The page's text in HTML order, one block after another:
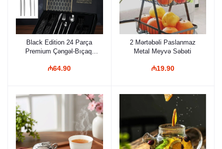
Black Edition 24 Parça
Premium Çəngəl-Bıçaq-
Paslanmaz Metal, 6
₼64.90
2 Mərtəbəli Paslanmaz
Metal Meyvə Səbəti
₼19.90